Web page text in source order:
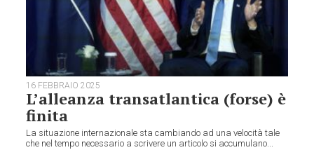
16 FEBBRAIO 2025
L’alleanza transatlantica (forse) è
finita
La situazione internazionale sta cambiando ad una velocità tale
che nel tempo necessario a scrivere un articolo si accumulano...